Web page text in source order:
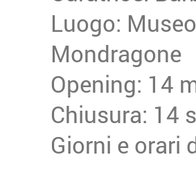
Luogo:
Mondragone
Opening: 14
Chiusura: 14
Giorni e orari